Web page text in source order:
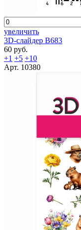
увеличить
3D-слайдер B683
60 руб.
+1 +5 +10
Арт. 10380